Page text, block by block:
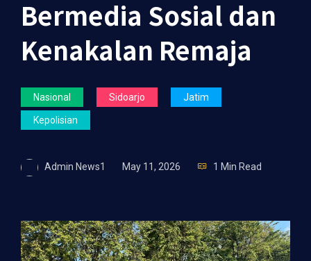
Bermedia Sosial dan
Kenakalan Remaja
Nasional Sidoarjo Jatim
Kepolisian
Admin News1 May 11, 2026 1 Min Read